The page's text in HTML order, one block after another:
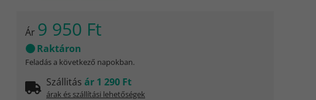
Ár 9 950 Ft
Raktáron
Feladás a következő napokban.
Szállitás ár 1 290 Ft
árak és szállítási lehetőségek